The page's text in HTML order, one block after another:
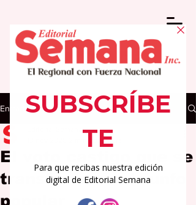
Entrada
El voto castigo que se
transforma en triunfo
popular
2 min de lectura